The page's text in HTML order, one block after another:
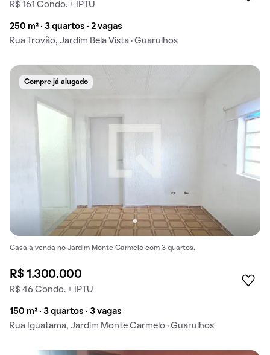
R$ 161 Condo. + IPTU
250 m² · 3 quartos · 2 vagas
Rua Trovão, Jardim Bela Vista · Guarulhos
Compre já alugado
Casa à venda no Jardim Monte Carmelo com 3 quartos.
R$ 1.300.000
R$ 46 Condo. + IPTU
150 m² · 3 quartos · 3 vagas
Rua Iguatama, Jardim Monte Carmelo · Guarulhos